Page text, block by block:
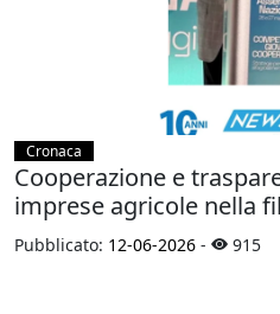
Cronaca
Cooperazione e
imprese agricole nella
Pubblicato: 12-06-2026 - 915